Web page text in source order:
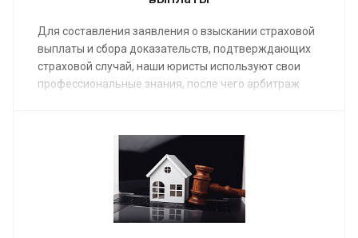
Для составления заявления о взыскании страховой
выплаты и сбора доказательств, подтверждающих
страховой случай, наши юристы используют свои
профессиональные знания, после чего арбитраж
положительным для истца. Услуга предоставляется
по средней стоимости от 5 000 руб. Ее заказ можно
оформить по телефону или онлайн.